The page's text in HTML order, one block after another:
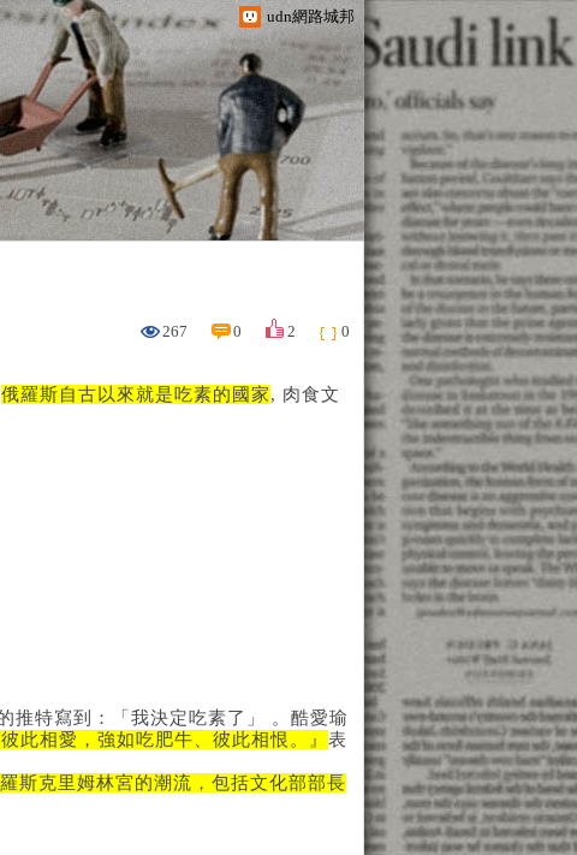
udn網路城邦
267 0 2 0
俄羅斯自古以來就是吃素的國家, 肉食文
推特寫到：「我決定吃素了」 。酷愛瑜
彼此相愛，強如吃肥牛、彼此相恨。』 表
斯克里姆林宮的潮流，包括文化部部長